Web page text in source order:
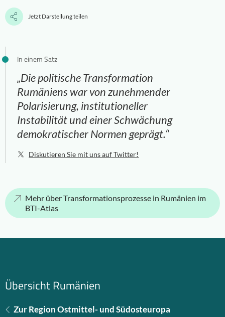
Jetzt Darstellung teilen
In einem Satz
„Die politische Transformation
Rumäniens war von zunehmender
Polarisierung, institutioneller
Instabilität und einer Schwächung
demokratischer Normen geprägt.“
Diskutieren Sie mit uns auf Twitter!
Mehr über Transformationsprozesse in Rumänien im
BTI-Atlas
Übersicht Rumänien
Zur Region Ostmittel- und Südosteuropa